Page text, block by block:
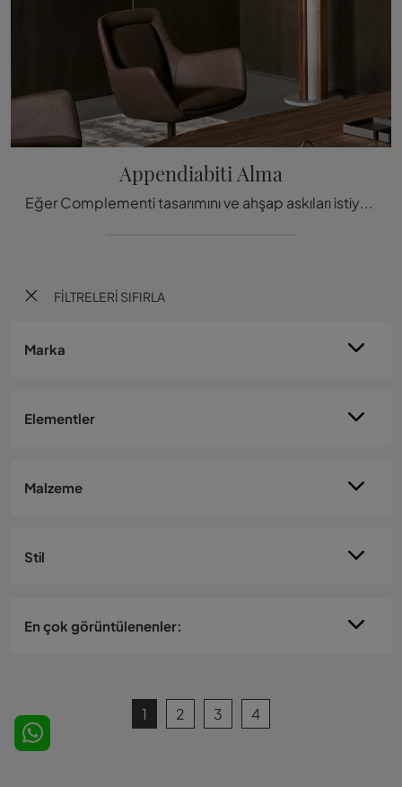
FILTRELERI SIFIRLA
Marka
Elementler
Malzeme
Stil
En çok görüntülenenler:
Appendiabiti Alma
Eğer Complementi tasarımını ve ahşap askıları istiyorsanız, Bonaldo markasının Alma Askılık modeli hakkında daha faz
1 2 3 4